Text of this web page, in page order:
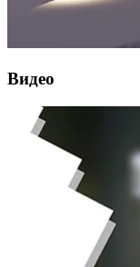
Видео